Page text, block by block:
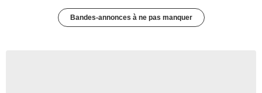
Bandes-annonces à ne pas manquer